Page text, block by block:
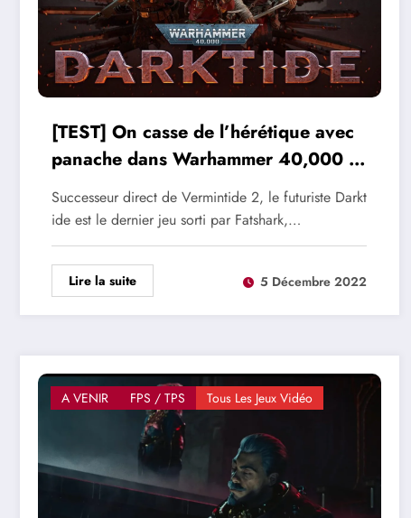
[TEST] On casse de l’hérétique avec
panache dans Warhammer 40,000 :
Darktide
Successeur direct de Vermintide 2, le futuriste Darkt
ide est le dernier jeu sorti par Fatshark,…
Lire la suite 5 Décembre 2022
A VENIR FPS / TPS Tous Les Jeux Vidéo